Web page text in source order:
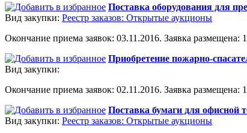
Поставка оборудования для
Вид закупки: Реестр заказов: Открытые аукционы
Окончание приема заявок: 03.11.2016. Заявка размещена:
Приобретение пожарно-
Вид закупки:
Окончание приема заявок: 02.11.2016. Заявка размещена:
Поставка бумаги для офисной
Вид закупки: Реестр заказов: Открытые аукционы